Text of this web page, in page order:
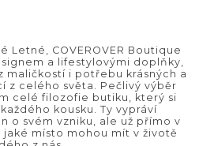
Letné, COVEROVER Boutique
a lifestylovými doplňky,
maličkostí i potřebu krásných a
z celého světa. Pečlivý výběr
celé filozofie butiku, který si
kousku. Ty vypráví
o svém vzniku, ale už přímo v
jaké místo mohou mít v životě